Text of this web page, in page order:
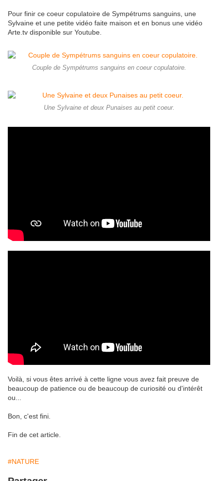
Pour finir ce coeur copulatoire de Sympétrums sanguins, une
Sylvaine et une petite vidéo faite maison et en bonus une vidéo
Arte.tv disponible sur Youtube.
Couple de Sympétrums sanguins en coeur copulatoire.
Une Sylvaine et deux Punaises au petit coeur.
Voilà, si vous êtes arrivé à cette ligne vous avez fait preuve de
beaucoup de patience ou de beaucoup de curiosité ou d'intérêt
ou...
Bon, c'est fini.
Fin de cet article.
#NATURE